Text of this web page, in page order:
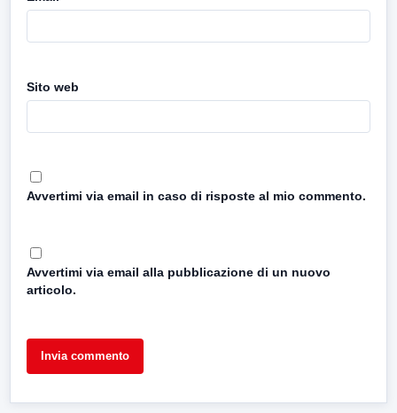
Sito web
Avvertimi via email in caso di risposte al mio commento.
Avvertimi via email alla pubblicazione di un nuovo
articolo.